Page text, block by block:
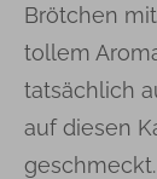
Brötchen
tollem
tatsächlich
auf diesen
geschmeckt.